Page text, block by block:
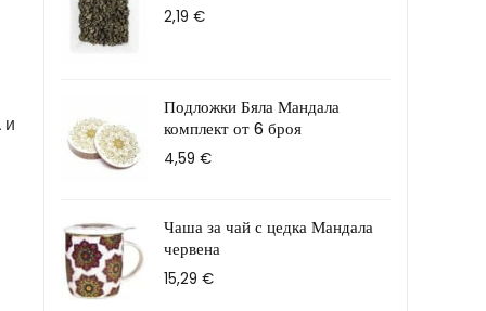
и
2,19 €
Подложки Бяла Мандала
комплект от 6 броя
4,59 €
Чаша за чай с цедка Мандала
червена
15,29 €